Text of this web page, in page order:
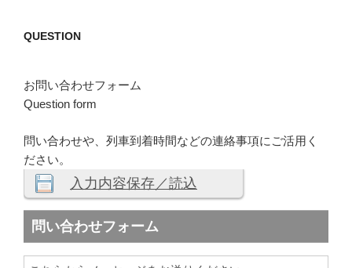
QUESTION
お問い合わせフォーム
Question form
問い合わせや、列車到着時間などの連絡事項にご活用く
ださい。